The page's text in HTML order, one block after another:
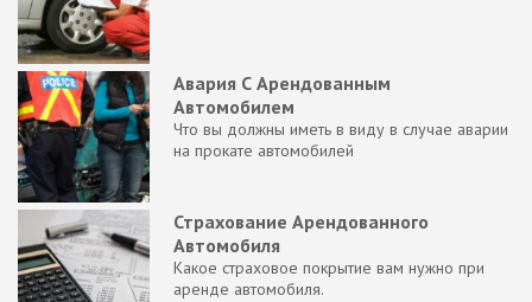
Авария С Арендованным
Автомобилем
Что вы должны иметь в виду в случае аварии
на прокате автомобилей
Страхование Арендованного
Автомобиля
Какое страховое покрытие вам нужно при
аренде автомобиля.